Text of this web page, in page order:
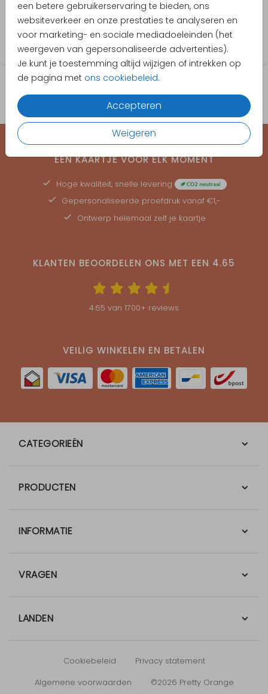
een betere gebruikerservaring te bieden, ons
websiteverkeer en onze prestaties te analyseren en
voor marketing- en sociale mediadoeleinden (het
weergeven van gepersonaliseerde advertenties).
Je kunt je toestemming altijd wijzigen of intrekken op
de pagina met ons cookiebeleid.
Accepteren
Weigeren
Pretty Orange
Bedankkaarten
EEN KAARTJE VOOR ELK MOMENT
Hoge kwaliteit, snelle levering
Gepersonaliseerde proefdruk vanaf €1,-
Ontwerp helemaal zelf je kaartje
KLANTEN BEOORDELEN ONS MET EEN 4.65
4.65 van 1700+ reviews
VEILIG WINKELEN EN BETALEN
CATEGORIEËN
PRODUCTEN
INFORMATIE
VRAGEN
LANDEN
Cookiebeleid
Privacy statement
Algemene voorwaarden
©2026 Pretty Orange